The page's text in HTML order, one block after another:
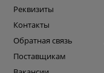
Реквизиты
Контакты
Обратная связь
Поставщикам